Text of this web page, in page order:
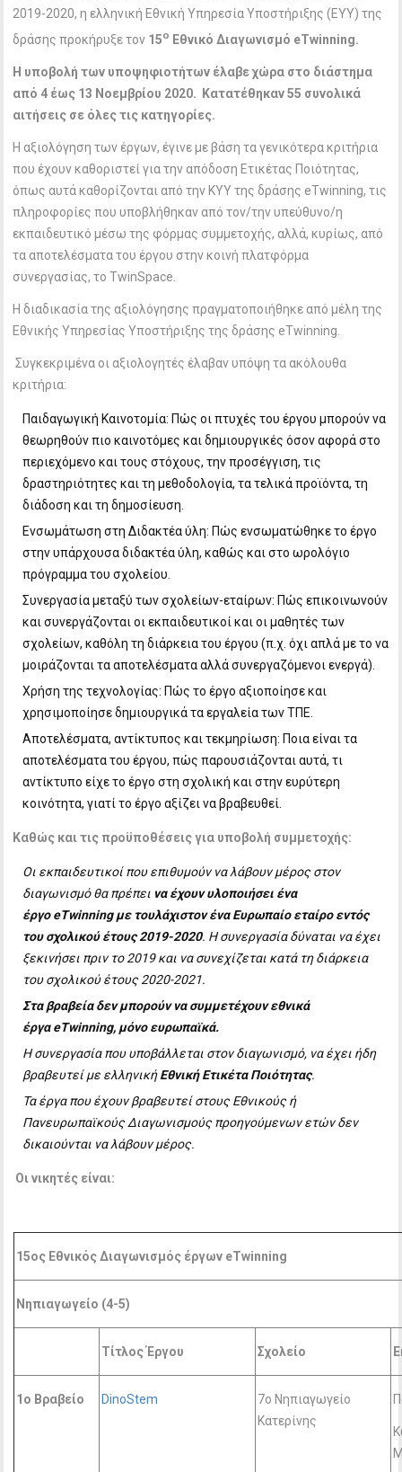
2019-2020, η ελληνική Εθνική Υπηρεσία Υποστήριξης (ΕΥΥ) της
δράσης προκήρυξε τον 15o Εθνικό Διαγωνισμό eTwinning.
Η υποβολή των υποψηφιοτήτων έλαβε χώρα στο διάστημα
από 4 έως 13 Νοεμβρίου 2020. Κατατέθηκαν 55 συνολικά
αιτήσεις σε όλες τις κατηγορίες.
Η αξιολόγηση των έργων, έγινε με βάση τα γενικότερα κριτήρια
που έχουν καθοριστεί για την απόδοση Ετικέτας Ποιότητας,
όπως αυτά καθορίζονται από την ΚΥΥ της δράσης eTwinning, τις
πληροφορίες που υποβλήθηκαν από τον/την υπεύθυνο/η
εκπαιδευτικό μέσω της φόρμας συμμετοχής, αλλά, κυρίως, από
τα αποτελέσματα του έργου στην κοινή πλατφόρμα
συνεργασίας, το TwinSpace.
Η διαδικασία της αξιολόγησης πραγματοποιήθηκε από μέλη της
Εθνικής Υπηρεσίας Υποστήριξης της δράσης eTwinning.
Συγκεκριμένα οι αξιολογητές έλαβαν υπόψη τα ακόλουθα
κριτήρια:
Παιδαγωγική Καινοτομία: Πώς οι πτυχές του έργου μπορούν να
θεωρηθούν πιο καινοτόμες και δημιουργικές όσον αφορά στο
περιεχόμενο και τους στόχους, την προσέγγιση, τις
δραστηριότητες και τη μεθοδολογία, τα τελικά προϊόντα, τη
διάδοση και τη δημοσίευση.
Ενσωμάτωση στη Διδακτέα ύλη: Πώς ενσωματώθηκε το έργο
στην υπάρχουσα διδακτέα ύλη, καθώς και στο ωρολόγιο
πρόγραμμα του σχολείου.
Συνεργασία μεταξύ των σχολείων-εταίρων: Πώς επικοινωνούν
και συνεργάζονται οι εκπαιδευτικοί και οι μαθητές των
σχολείων, καθόλη τη διάρκεια του έργου (π.χ. όχι απλά με το να
μοιράζονται τα αποτελέσματα αλλά συνεργαζόμενοι ενεργά).
Χρήση της τεχνολογίας: Πώς το έργο αξιοποίησε και
χρησιμοποίησε δημιουργικά τα εργαλεία των ΤΠΕ.
Αποτελέσματα, αντίκτυπος και τεκμηρίωση: Ποια είναι τα
αποτελέσματα του έργου, πώς παρουσιάζονται αυτά, τι
αντίκτυπο είχε το έργο στη σχολική και στην ευρύτερη
κοινότητα, γιατί το έργο αξίζει να βραβευθεί.
Καθώς και τις προϋποθέσεις για υποβολή συμμετοχής:
Οι εκπαιδευτικοί που επιθυμούν να λάβουν μέρος στον
διαγωνισμό θα πρέπει να έχουν υλοποιήσει ένα
έργο eTwinning με τουλάχιστον ένα Ευρωπαίο εταίρο εντός
του σχολικού έτους 2019-2020. Η συνεργασία δύναται να έχει
ξεκινήσει πριν το 2019 και να συνεχίζεται κατά τη διάρκεια
του σχολικού έτους 2020-2021.
Στα βραβεία δεν μπορούν να συμμετέχουν εθνικά
έργα eTwinning, μόνο ευρωπαϊκά.
Η συνεργασία που υποβάλλεται στον διαγωνισμό, να έχει ήδη
βραβευτεί με ελληνικήΕθνική Ετικέτα Ποιότητας.
Τα έργα που έχουν βραβευτεί στους Εθνικούς ή
Πανευρωπαϊκούς Διαγωνισμούς προηγούμενων ετών δεν
δικαιούνται να λάβουν μέρος.
Οι νικητές είναι:
15ος Εθνικός Διαγωνισμός έργων eTwinning
Νηπιαγωγείο (4-5)
Τίτλος Έργου Σχολείο
1o Βραβείο DinoStem
7ο Νηπιαγωγείο
Κατερίνης